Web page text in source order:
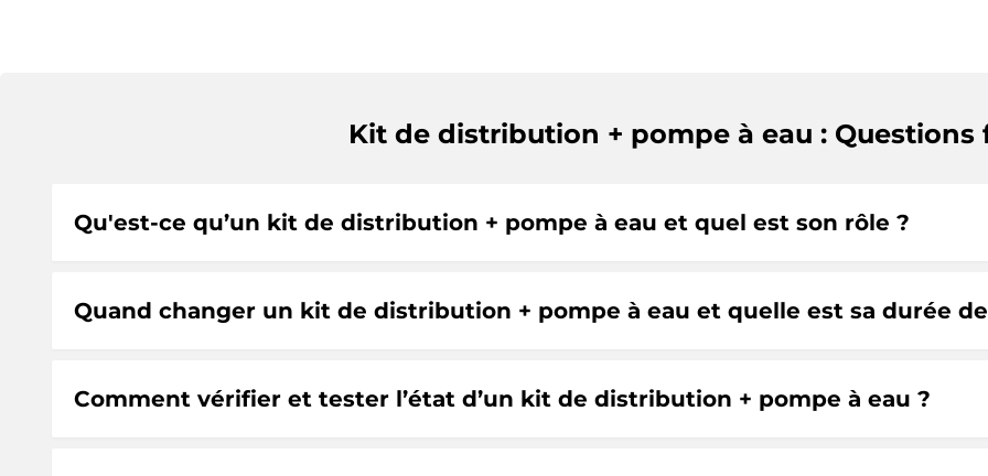
Kit de distribution + pompe à eau : Questions
Qu'est-ce qu’un kit de distribution + pompe à eau et quel est son rôle ?
Quand changer un kit de distribution + pompe à eau et quelle est sa durée
Comment vérifier et tester l’état d’un kit de distribution + pompe à eau ?